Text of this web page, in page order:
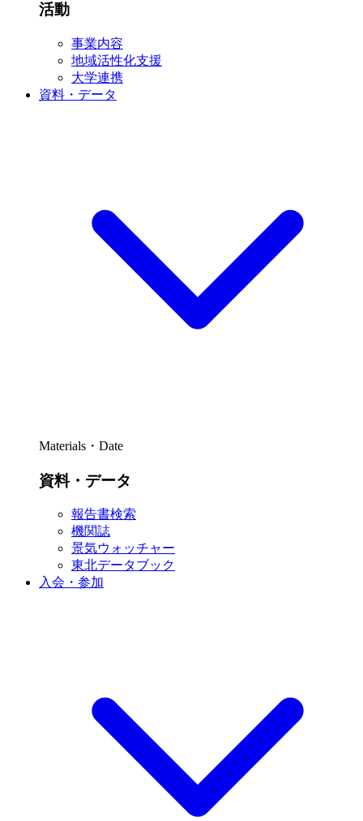
活動
事業内容
地域活性化支援
大学連携
資料・データ
Materials・Date
資料・データ
報告書検索
機関誌
景気ウォッチャー
東北データブック
入会・参加